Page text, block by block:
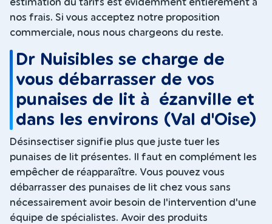
estimation du tarifs est évidemment entièrement à
nos frais. Si vous acceptez notre proposition
commerciale, nous nous chargeons du reste.
Dr Nuisibles se charge de
vous débarrasser de vos
punaises de lit à ézanville et
dans les environs (Val d'Oise)
Désinsectiser signifie plus que juste tuer les
punaises de lit présentes. Il faut en complément les
empêcher de réapparaître. Vous pouvez vous
débarrasser des punaises de lit chez vous sans
nécessairement avoir besoin de l'intervention d'une
équipe de spécialistes. Avoir des produits